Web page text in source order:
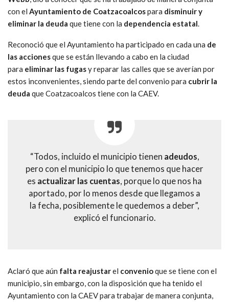
con el Ayuntamiento de Coatzacoalcospara disminuir y
eliminar la deuda que tiene con la dependencia estatal.
Reconoció que el Ayuntamiento ha participado en cada una de
las accionesque se están llevando a cabo en la ciudad
para eliminar las fugasy reparar las calles que se averían por
estos inconvenientes, siendo parte del convenio para cubrir la
deuda que Coatzacoalcos tiene con la CAEV.
“Todos, incluido el municipio tienen adeudos,
pero con el municipio lo que tenemos que hacer
es actualizar las cuentas, porque lo que nos ha
aportado, por lo menos desde que llegamos a
la fecha, posiblemente le quedemos a deber”,
explicó el funcionario.
Aclaró que aún falta reajustarel convenioque se tiene con el
municipio, sin embargo, con la disposición que ha tenido el
Ayuntamiento con la CAEV para trabajar de manera conjunta,